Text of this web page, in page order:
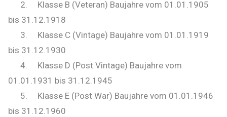
2. Klasse B (Veteran) Baujahre vom 01.01.1905
bis 31.12.1918
3. Klasse C (Vintage) Baujahre vom 01.01.1919
bis 31.12.1930
4. Klasse D (Post Vintage) Baujahre vom
01.01.1931 bis 31.12.1945
5. Klasse E (Post War) Baujahre vom 01.01.1946
bis 31.12.1960